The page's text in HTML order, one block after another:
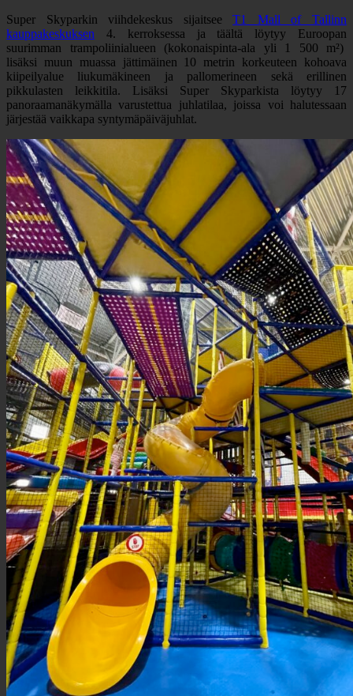
Super Skyparkin viihdekeskus sijaitseeT1 Mall of Tallinn
kauppakeskuksen 4. kerroksessa ja täältä löytyy Euroopan
suurimman trampoliinialueen (kokonaispinta-ala yli 1 500 m²)
lisäksi muun muassa jättimäinen 10 metrin korkeuteen kohoava
kiipeilyalue liukumäkineen ja pallomerineen sekä erillinen
pikkulasten leikkitila. Lisäksi Super Skyparkista löytyy 17
panoraamanäkymälla varustettua juhlatilaa, joissa voi halutessaan
järjestää vaikkapa syntymäpäiväjuhlat.